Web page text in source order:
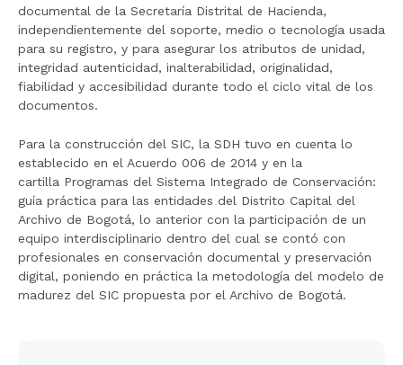
documental de la Secretaría Distrital de Hacienda,
independientemente del soporte, medio o tecnología usada
para su registro, y para asegurar los atributos de unidad,
integridad autenticidad, inalterabilidad, originalidad,
fiabilidad y accesibilidad durante todo el ciclo vital de los
documentos.
Para la construcción del SIC, la SDH tuvo en cuenta lo
establecido en el Acuerdo 006 de 2014 y en la
cartilla Programas del Sistema Integrado de Conservación:
guía práctica para las entidades del Distrito Capital del
Archivo de Bogotá, lo anterior con la participación de un
equipo interdisciplinario dentro del cual se contó con
profesionales en conservación documental y preservación
digital, poniendo en práctica la metodología del modelo de
madurez del SIC propuesta por el Archivo de Bogotá.